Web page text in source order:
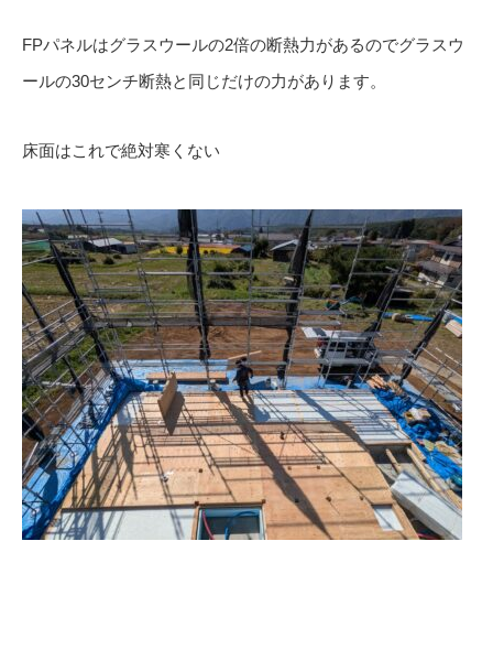
FPパネルはグラスウールの2倍の断熱力があるのでグラスウ
ールの30センチ断熱と同じだけの力があります。
床面はこれで絶対寒くない